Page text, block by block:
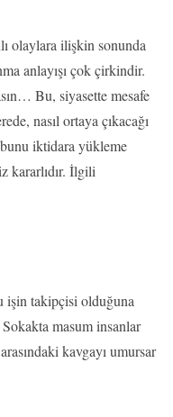
olaylara ilişkin sonunda
anlayışı çok çirkindir.
Bu, siyasette mesafe
nasıl ortaya çıkacağı
iktidara yükleme
kararlıdır. İlgili
işin takipçisi olduğuna
Sokakta masum insanlar
kavgayı umursar